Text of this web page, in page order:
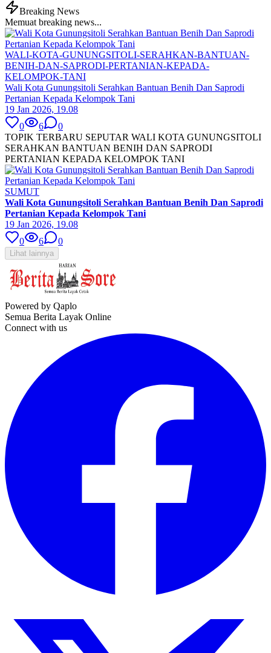
Breaking News
Memuat breaking news...
WALI-KOTA-GUNUNGSITOLI-SERAHKAN-BANTUAN-
BENIH-DAN-SAPRODI-PERTANIAN-KEPADA-
KELOMPOK-TANI
Wali Kota Gunungsitoli Serahkan Bantuan Benih Dan Saprodi
Pertanian Kepada Kelompok Tani
19 Jan 2026, 19.08
0
6
0
TOPIK TERBARU SEPUTAR WALI KOTA GUNUNGSITOLI
SERAHKAN BANTUAN BENIH DAN SAPRODI
PERTANIAN KEPADA KELOMPOK TANI
SUMUT
Wali Kota Gunungsitoli Serahkan Bantuan Benih Dan Saprodi
Pertanian Kepada Kelompok Tani
19 Jan 2026, 19.08
0
6 0
Lihat lainnya
Powered by Qaplo
Semua Berita Layak Online
Connect with us